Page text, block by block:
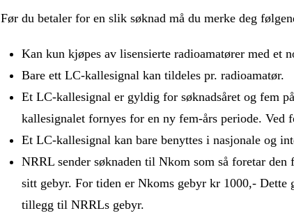
Før du betaler for en slik søknad må du merke deg
Kan kun kjøpes av lisensierte radioamatører med et
Bare ett LC-kallesignal kan tildeles pr. radioamatør.
Et LC-kallesignal er gyldig for søknadsåret og fem
kallesignalet fornyes for en ny fem-års periode.
Et LC-kallesignal kan bare benyttes i nasjonale og
NRRL sender søknaden til Nkom som så foretar
sitt gebyr. For tiden er Nkoms gebyr kr 1000,- Dette
tillegg til NRRLs gebyr.